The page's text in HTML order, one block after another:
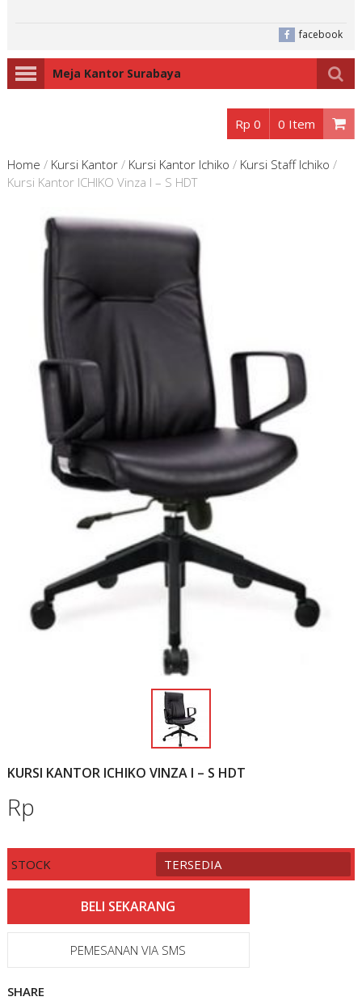
facebook
Meja Kantor Surabaya
Rp 0 0 Item
Home / Kursi Kantor/ Kursi Kantor Ichiko / Kursi Staff Ichiko /
Kursi Kantor ICHIKO Vinza I – S HDT
KURSI KANTOR ICHIKO VINZA I – S HDT
Rp
STOCK TERSEDIA
PEMESANAN VIA SMS
SHARE